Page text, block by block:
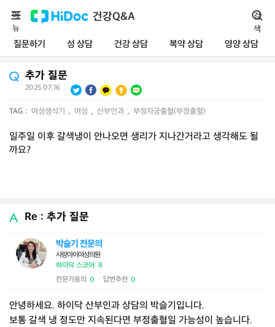
건강Q&A
질문하기 성 상담 건강 상담 복약 상담 영양 상담
메
뉴
검
색
추가 질문
2025.07.16
TAG : 여성생식기 , 여성 , 산부인과 , 부정자궁출혈(부정출혈)
일주일 이후 갈색냉이 안나오면 생리가 지나간거라고 생각해도 될
까요?
Re : 추가 질문
박슬기 전문의
사랑아이여성의원
하이닥 스코어: 8
전문가동의 0 답변추천 0
안녕하세요. 하이닥 산부인과 상담의 박슬기입니다.
보통 갈색 냉 정도만 지속된다면 부정출혈일 가능성이 높습니다.